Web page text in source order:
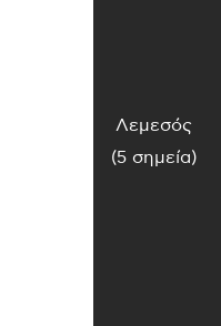
Λεμεσός
(5 σημεία)